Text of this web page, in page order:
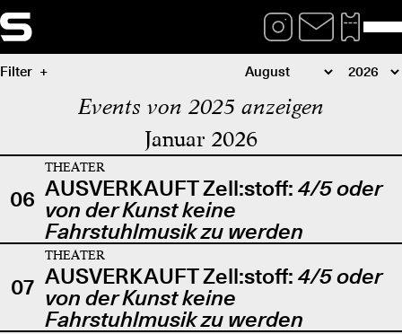
Filter
Events von 2025 anzeigen
Januar 2026
06
THEATER
AUSVERKAUFT Zell:stoff: 4/5 oder
von der Kunst keine
Fahrstuhlmusik zu werden
07
THEATER
AUSVERKAUFT Zell:stoff: 4/5 oder
von der Kunst keine
Fahrstuhlmusik zu werden